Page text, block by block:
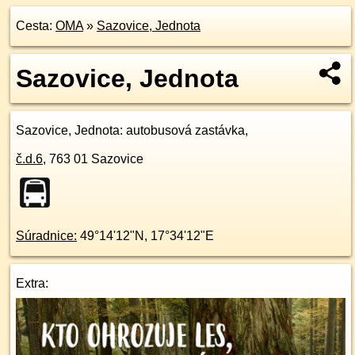
Cesta: OMA» Sazovice, Jednota
Sazovice, Jednota
Sazovice, Jednota: autobusová zastávka,
č.d.6, 763 01 Sazovice
Súradnice: 49°14'12"N , 17°34'12"E
Extra: